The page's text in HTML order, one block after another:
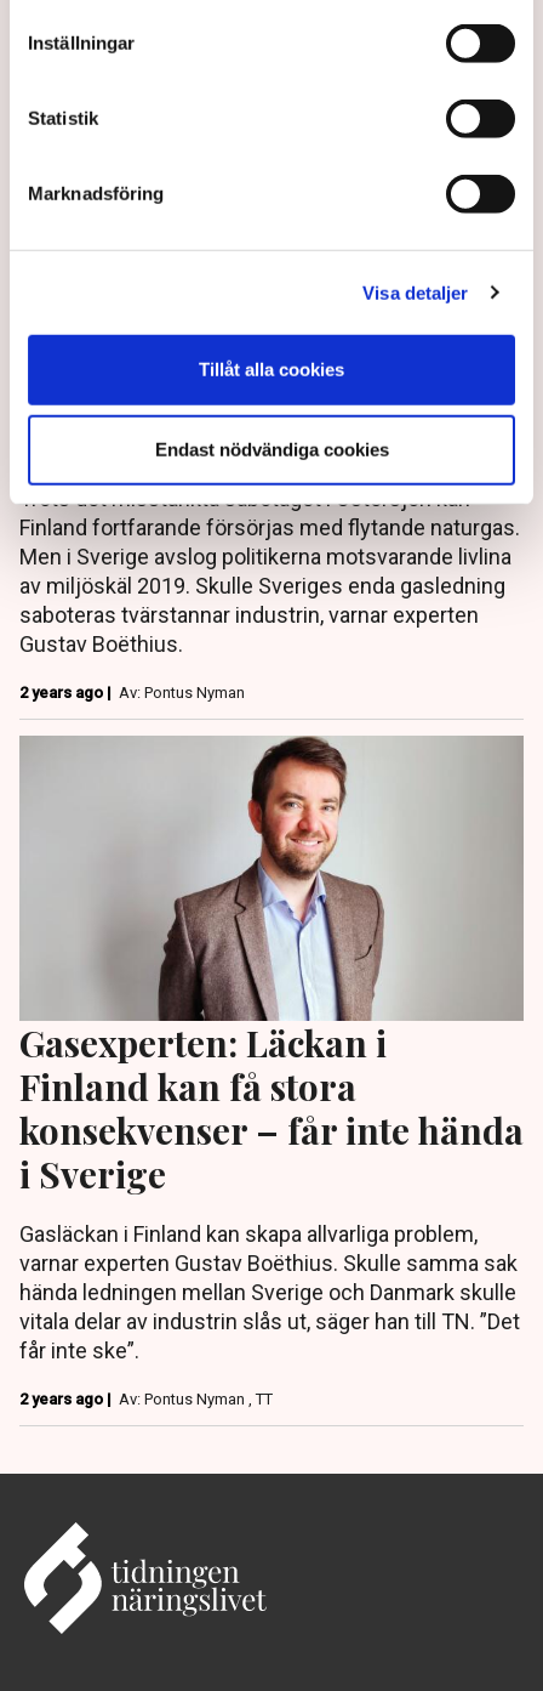
Inställningar
Statistik
Marknadsföring
Visa detaljer
Tillåt alla cookies
Endast nödvändiga cookies
Så sumpade politikerna
Sveriges gasberedskap – då
stannar industrin
Trots det misstänkta sabotaget i Östersjön kan
Finland fortfarande försörjas med flytande naturgas.
Men i Sverige avslog politikerna motsvarande livlina
av miljöskäl 2019. Skulle Sveriges enda gasledning
saboteras tvärstannar industrin, varnar experten
Gustav Boëthius.
2 years ago | Av: Pontus Nyman
Gasexperten: Läckan i
Finland kan få stora
konsekvenser – får inte hända
i Sverige
Gasläckan i Finland kan skapa allvarliga problem,
varnar experten Gustav Boëthius. Skulle samma sak
hända ledningen mellan Sverige och Danmark skulle
vitala delar av industrin slås ut, säger han till TN. ”Det
får inte ske”.
2 years ago | Av: Pontus Nyman , TT